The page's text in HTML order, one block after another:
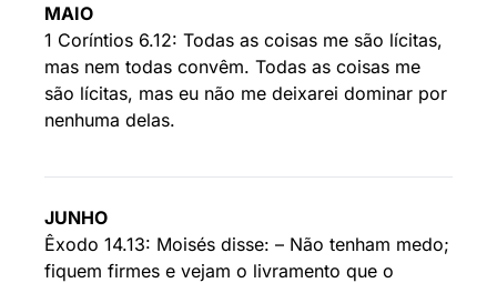
MAIO
1 Coríntios 6.12: Todas as coisas me são lícitas,
mas nem todas convêm. Todas as coisas me
são lícitas, mas eu não me deixarei dominar por
nenhuma delas.
JUNHO
Êxodo 14.13: Moisés disse: – Não tenham medo;
fiquem firmes e vejam o livramento que o